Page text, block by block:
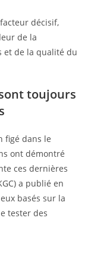
décisif,
de la
et de la qualité du
toujours
figé dans le
ont démontré
ces dernières
a publié en
basés sur la
tester des